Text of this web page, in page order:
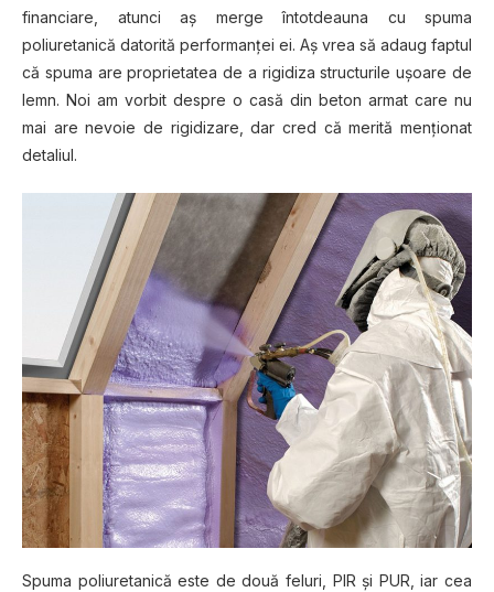
financiare, atunci aș merge întotdeauna cu spuma
poliuretanică datorită performanței ei. Aș vrea să adaug faptul
că spuma are proprietatea de a rigidiza structurile ușoare de
lemn. Noi am vorbit despre o casă din beton armat care nu
mai are nevoie de rigidizare, dar cred că merită menționat
detaliul.
Spuma poliuretanică este de două feluri, PIR și PUR, iar cea